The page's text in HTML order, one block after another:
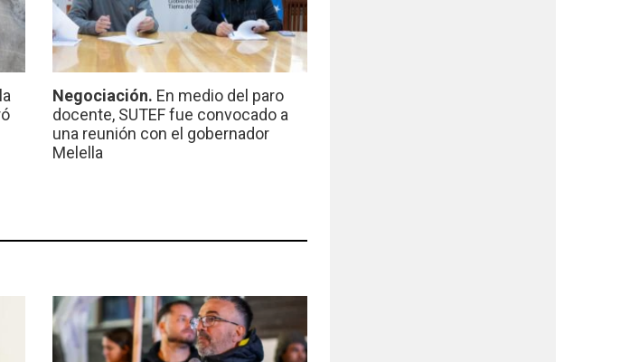
Negociación. En medio del paro
docente, SUTEF fue convocado a
una reunión con el gobernador
Melella